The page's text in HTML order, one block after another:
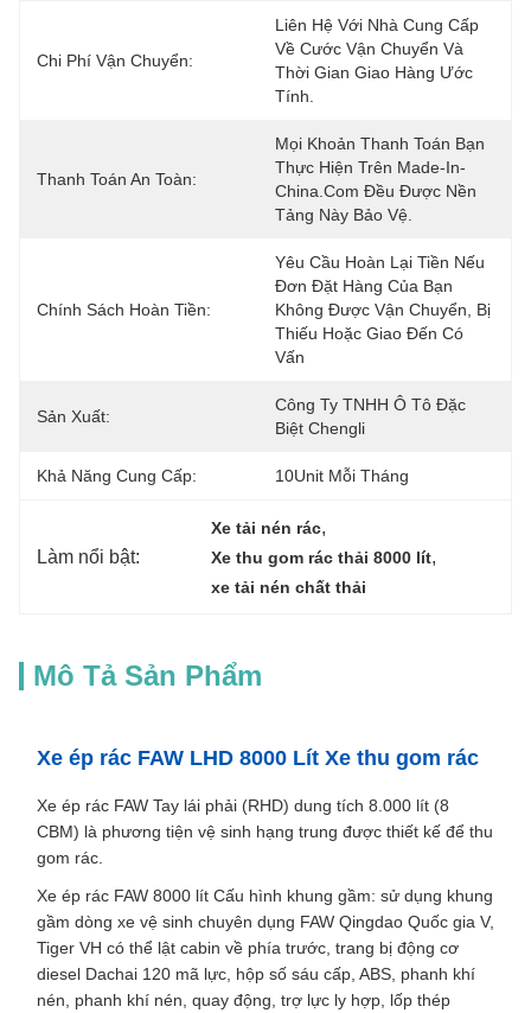
Chi Phí Vận Chuyển:
Liên Hệ Với Nhà Cung Cấp
Về Cước Vận Chuyển Và
Thời Gian Giao Hàng Ước
Tính.
Thanh Toán An Toàn:
Mọi Khoản Thanh Toán Bạn
Thực Hiện Trên Made-In-
China.com Đều Được Nền
Tảng Này Bảo Vệ.
Chính Sách Hoàn Tiền:
Yêu Cầu Hoàn Lại Tiền Nếu
Đơn Đặt Hàng Của Bạn
Không Được Vận Chuyển, Bị
Thiếu Hoặc Giao Đến Có
Vấn
Sản Xuất:
Công Ty TNHH Ô Tô Đặc
Biệt Chengli
Khả Năng Cung Cấp: 10Unit Mỗi Tháng
Làm nổi bật:
Xe tải nén rác,
Xe thu gom rác thải 8000 lít,
xe tải nén chất thải
Mô Tả Sản Phẩm
Xe ép rác FAW LHD 8000 Lít Xe thu gom rác
Xe ép rác FAW Tay lái phải (RHD) dung tích 8.000 lít (8
CBM) là phương tiện vệ sinh hạng trung được thiết kế để thu
gom rác.
Xe ép rác FAW 8000 lít Cấu hình khung gầm: sử dụng khung
gầm dòng xe vệ sinh chuyên dụng FAW Qingdao Quốc gia V,
Tiger VH có thể lật cabin về phía trước, trang bị động cơ
diesel Dachai 120 mã lực, hộp số sáu cấp, ABS, phanh khí
nén, phanh khí nén, quay động, trợ lực ly hợp, lốp thép